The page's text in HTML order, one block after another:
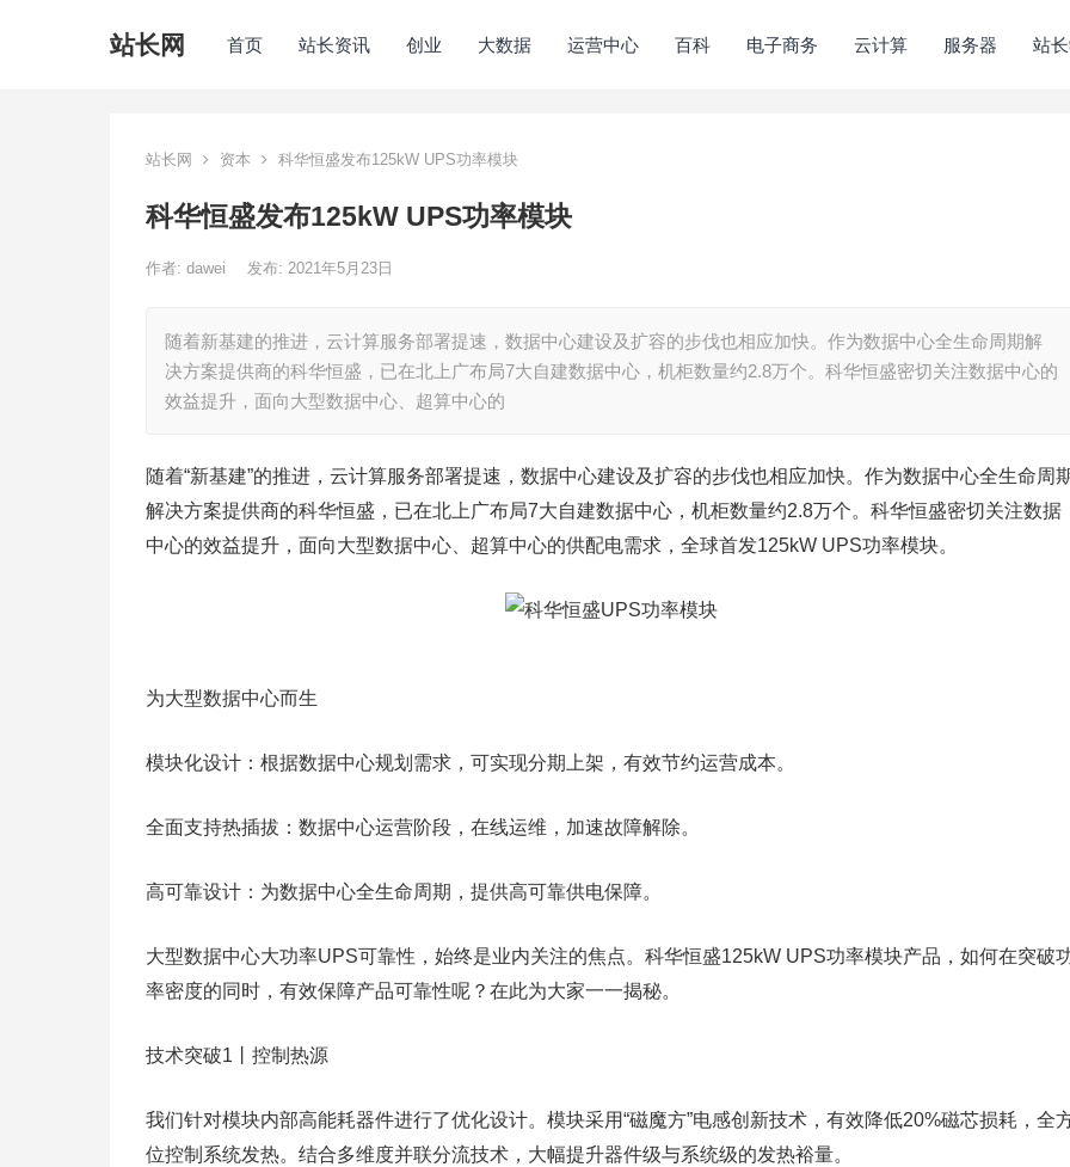
站长网 首页 站长资讯 创业 大数据 运营中心 百科 电子商务 云计算 服务器 站
站长网 资本 科华恒盛发布125kW UPS功率模块
科华恒盛发布125kW UPS功率模块
作者: dawei 发布: 2021年5月23日
随着新基建的推进，云计算服务部署提速，数据中心建设及扩容的步伐也相应加快。作为数据中心全生命周期解
决方案提供商的科华恒盛，已在北上广布局7大自建数据中心，机柜数量约2.8万个。科华恒盛密切关注数据中心的
效益提升，面向大型数据中心、超算中心的
随着“新基建”的推进，云计算服务部署提速，数据中心建设及扩容的步伐也相应加快。作为数据中心全生命周
解决方案提供商的科华恒盛，已在北上广布局7大自建数据中心，机柜数量约2.8万个。科华恒盛密切关注数据
中心的效益提升，面向大型数据中心、超算中心的供配电需求，全球首发125kW UPS功率模块。
为大型数据中心而生
模块化设计：根据数据中心规划需求，可实现分期上架，有效节约运营成本。
全面支持热插拔：数据中心运营阶段，在线运维，加速故障解除。
高可靠设计：为数据中心全生命周期，提供高可靠供电保障。
大型数据中心大功率UPS可靠性，始终是业内关注的焦点。科华恒盛125kW UPS功率模块产品，如何在突破
率密度的同时，有效保障产品可靠性呢？在此为大家一一揭秘。
技术突破1丨控制热源
我们针对模块内部高能耗器件进行了优化设计。模块采用“磁魔方”电感创新技术，有效降低20%磁芯损耗，全
位控制系统发热。结合多维度并联分流技术，大幅提升器件级与系统级的发热裕量。